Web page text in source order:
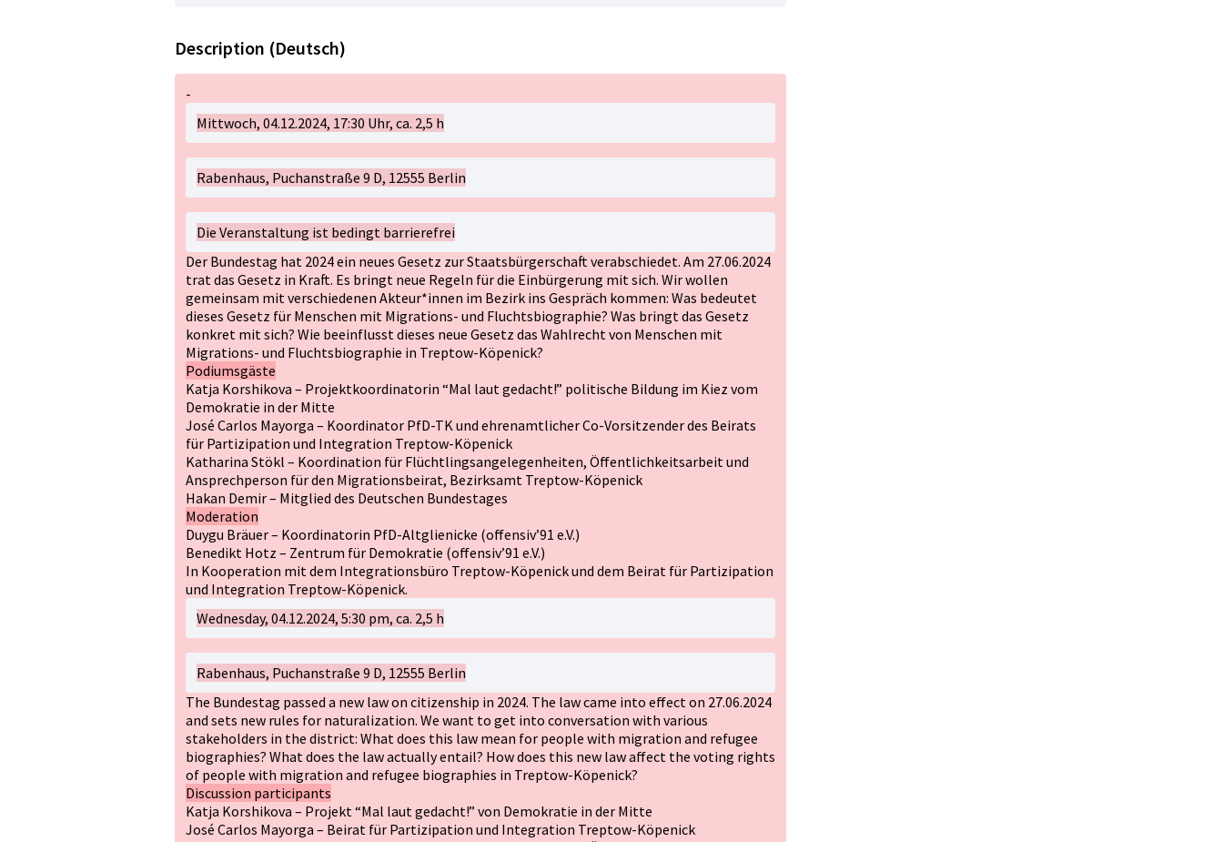
Description (Deutsch)
-
Mittwoch, 04.12.2024, 17:30 Uhr, ca. 2,5 h
Rabenhaus, Puchanstraße 9 D, 12555 Berlin
Die Veranstaltung ist bedingt barrierefrei
Der Bundestag hat 2024 ein neues Gesetz zur Staatsbürgerschaft verabschiedet. Am 27.06.2024
trat das Gesetz in Kraft. Es bringt neue Regeln für die Einbürgerung mit sich. Wir wollen
gemeinsam mit verschiedenen Akteur*innen im Bezirk ins Gespräch kommen: Was bedeutet
dieses Gesetz für Menschen mit Migrations- und Fluchtsbiographie? Was bringt das Gesetz
konkret mit sich? Wie beeinflusst dieses neue Gesetz das Wahlrecht von Menschen mit
Migrations- und Fluchtsbiographie in Treptow-Köpenick?
Podiumsgäste
Katja Korshikova – Projektkoordinatorin “Mal laut gedacht!” politische Bildung im Kiez vom
Demokratie in der Mitte
José Carlos Mayorga – Koordinator PfD-TK und ehrenamtlicher Co-Vorsitzender des Beirats
für Partizipation und Integration Treptow-Köpenick
Katharina Stökl – Koordination für Flüchtlingsangelegenheiten, Öffentlichkeitsarbeit und
Ansprechperson für den Migrationsbeirat, Bezirksamt Treptow-Köpenick
Hakan Demir – Mitglied des Deutschen Bundestages
Moderation
Duygu Bräuer – Koordinatorin PfD-Altglienicke (offensiv’91 e.V.)
Benedikt Hotz – Zentrum für Demokratie (offensiv’91 e.V.)
In Kooperation mit dem Integrationsbüro Treptow-Köpenick und dem Beirat für Partizipation
und Integration Treptow-Köpenick.
Wednesday, 04.12.2024, 5:30 pm, ca. 2,5 h
Rabenhaus, Puchanstraße 9 D, 12555 Berlin
The Bundestag passed a new law on citizenship in 2024. The law came into effect on 27.06.2024
and sets new rules for naturalization. We want to get into conversation with various
stakeholders in the district: What does this law mean for people with migration and refugee
biographies? What does the law actually entail? How does this new law affect the voting rights
of people with migration and refugee biographies in Treptow-Köpenick?
Discussion participants
Katja Korshikova – Projekt “Mal laut gedacht!” von Demokratie in der Mitte
José Carlos Mayorga – Beirat für Partizipation und Integration Treptow-Köpenick